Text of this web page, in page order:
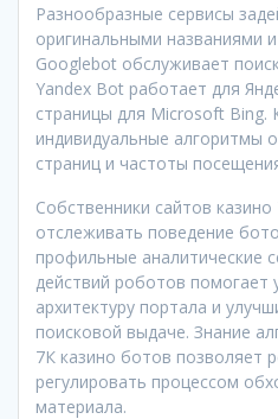
Разнообразные сервисы
оригинальными названиями
Googlebot обслуживает
Yandex Bot работает для
страницы для Microsoft Bing.
индивидуальные алгоритмы
страниц и частоты
Собственники сайтов
отслеживать поведение
профильные аналитические
действий роботов помогает
архитектуру портала и
поисковой выдаче. Знание
7К казино ботов позволяет
регулировать процессом
материала.